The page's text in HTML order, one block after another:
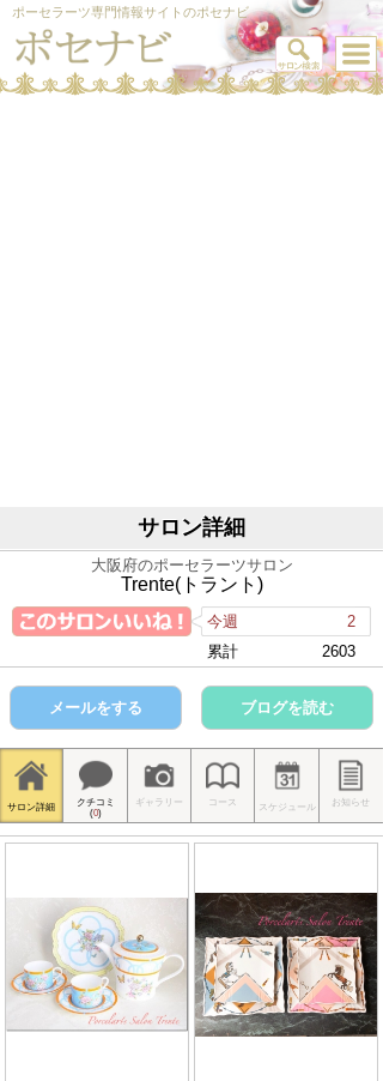
ポーセラーツ専門情報サイトのポセナビ
サロン詳細
大阪府のポーセラーツサロン
Trente(トラント)
今週
2
累計
2603
メールをする ブログを読む
サロン詳細
クチコミ
(0)
ギャラリー コース スケジュール お知らせ